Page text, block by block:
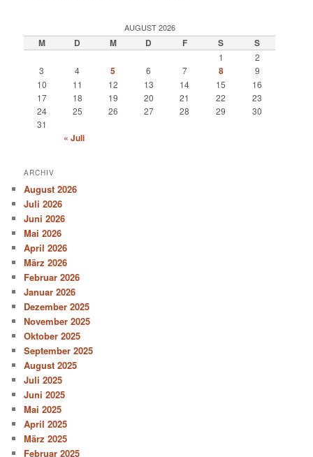
AUGUST 2026
M D M D F S S
1
2
3
4 5 6 7 8
9
10
11 12 13 14 15
16
17
18 19 20 21 22
23
24
25 26 27 28 29
30
31
« Juli
ARCHIV
August 2026
Juli 2026
Juni 2026
Mai 2026
April 2026
März 2026
Februar 2026
Januar 2026
Dezember 2025
November 2025
Oktober 2025
September 2025
August 2025
Juli 2025
Juni 2025
Mai 2025
April 2025
März 2025
Februar 2025